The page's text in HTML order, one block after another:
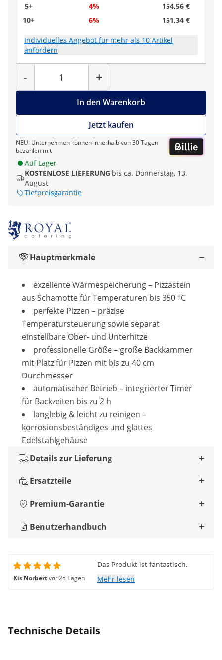
5+
4%
154,56 €
10+
6% 151,34 €
Individuelles Angebot für mehr als 10 Artikel
anfordern
-
Menge
+
In den Warenkorb
Jetzt kaufen
NEU: Unternehmen können innerhalb von 30 Tagen
bezahlen mit
Auf Lager
KOSTENLOSE LIEFERUNG bis ca. Donnerstag, 13.
August
Tiefpreisgarantie
Hauptmerkmale
exzellente Wärmespeicherung – Pizzastein
aus Schamotte für Temperaturen bis 350 °C
perfekte Pizzen – präzise
Temperatursteuerung sowie separat
einstellbare Ober- und Unterhitze
professionelle Größe – große Backkammer
mit Platz für Pizzen mit bis zu 40 cm
Durchmesser
automatischer Betrieb – integrierter Timer
für Backzeiten bis zu 2 h
langlebig & leicht zu reinigen –
korrosionsbeständiges und glattes
Edelstahlgehäuse
Details zur Lieferung
Ersatzteile
Premium-Garantie
Benutzerhandbuch
Kis Norbertvor 25 Tagen
Das Produkt ist fantastisch.
Mehr lesen
Technische Details